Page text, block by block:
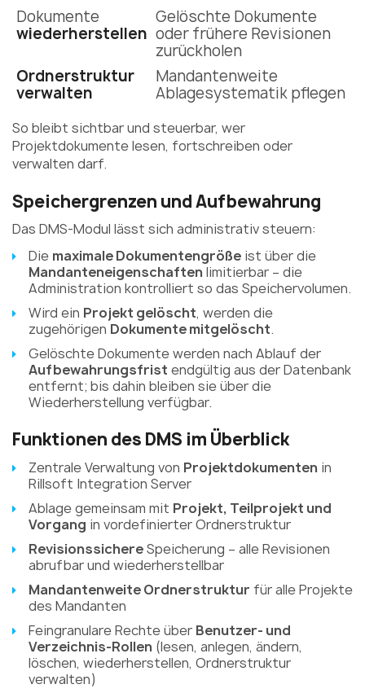
Dokumente
wiederherstellen
Gelöschte Dokumente
oder frühere Revisionen
zurückholen
Ordnerstruktur
verwalten
Mandantenweite
Ablagesystematik pflegen
So bleibt sichtbar und steuerbar, wer
Projektdokumente lesen, fortschreiben oder
verwalten darf.
Speichergrenzen und Aufbewahrung
Das DMS-Modul lässt sich administrativ steuern:
Die maximale Dokumentengröße ist über die
Mandanteneigenschaften limitierbar – die
Administration kontrolliert so das Speichervolumen.
Wird ein Projekt gelöscht, werden die
zugehörigen Dokumente mitgelöscht.
Gelöschte Dokumente werden nach Ablauf der
Aufbewahrungsfrist endgültig aus der Datenbank
entfernt; bis dahin bleiben sie über die
Wiederherstellung verfügbar.
Funktionen des DMS im Überblick
Zentrale Verwaltung von Projektdokumenten in
Rillsoft Integration Server
Ablage gemeinsam mit Projekt, Teilprojekt und
Vorgang in vordefinierter Ordnerstruktur
RevisionssichereSpeicherung – alle Revisionen
abrufbar und wiederherstellbar
Mandantenweite Ordnerstruktur für alle Projekte
des Mandanten
Feingranulare Rechte über Benutzer- und
Verzeichnis-Rollen (lesen, anlegen, ändern,
löschen, wiederherstellen, Ordnerstruktur
verwalten)